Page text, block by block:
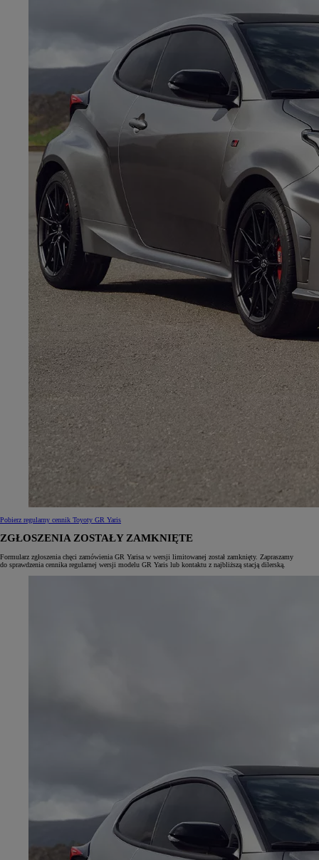
Pobierz regularny cennik Toyoty GR Yaris
ZGŁOSZENIA ZOSTAŁY ZAMKNIĘTE
Formularz zgłoszenia chęci zamówienia GR Yarisa w wersji limitowanej został zamknięty. Zapraszamy
do sprawdzenia cennika regularnej wersji modelu GR Yaris lub kontaktu z najbliższą stacją dilerską.